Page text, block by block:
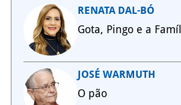
RENATA DAL-BÓ
Gota, Pingo e a
JOSÉ WARMUTH
O pão